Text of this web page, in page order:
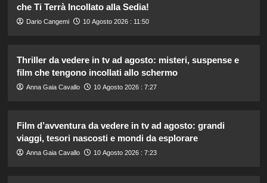
5
sogno.
1
18 euro al giorno per partecipare al
programma
2
circondata da mamma Demi Moore e
le sorelle.
che Ti Terrà Incollato alla Sedia!
Dario Cangemi 10 Agosto 2026 : 11:50
Thriller da vedere in tv ad agosto: misteri, suspense e
film che tengono incollati allo schermo
Anna Gaia Cavallo 10 Agosto 2026 : 7:27
Film d’avventura da vedere in tv ad agosto: grandi
viaggi, tesori nascosti e mondi da esplorare
Anna Gaia Cavallo 10 Agosto 2026 : 7:23